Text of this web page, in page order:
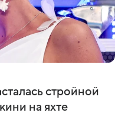
стройной
на яхте